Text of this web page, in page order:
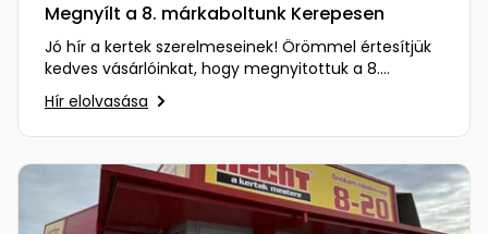
szerszám,
eszközök
Kiegészítők
Megnyílt a 8. márkaboltunk Kerepesen
Jó hír a kertek szerelmeseinek! Örömmel értesítjük
kedves vásárlóinkat, hogy megnyitottuk a 8.
márkaboltunkat Kerepesen…
Hír elolvasása